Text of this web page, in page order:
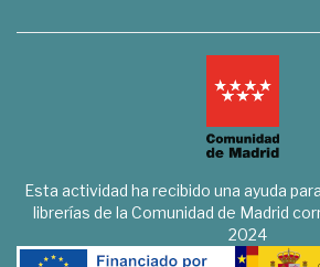
Esta actividad ha recibido una ayuda
librerías de la Comunidad de Madrid
2024